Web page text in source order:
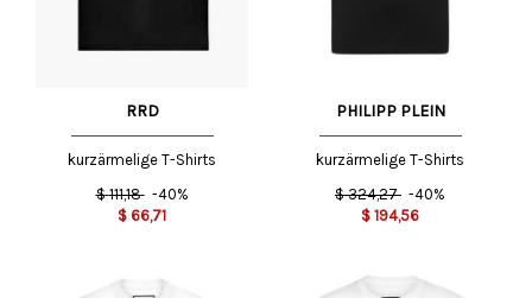
RRD
kurzärmelige T-Shirts
$ 111,18 -40%
$ 66,71
PHILIPP PLEIN
kurzärmelige T-Shirts
$ 324,27 -40%
$ 194,56